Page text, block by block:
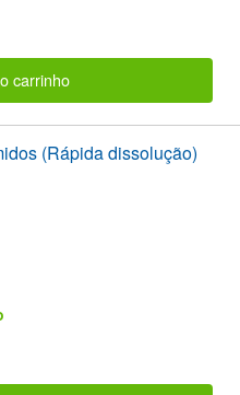
carrinho
(Rápida dissolução)